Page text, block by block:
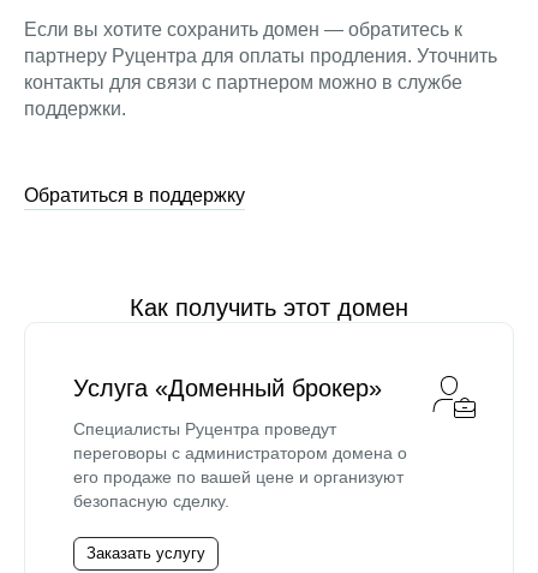
Если вы хотите сохранить домен — обратитесь к
партнеру Руцентра для оплаты продления. Уточнить
контакты для связи с партнером можно в службе
поддержки.
Обратиться в поддержку
Как получить этот домен
Услуга «Доменный брокер»
Специалисты Руцентра проведут
переговоры с администратором домена о
его продаже по вашей цене и организуют
безопасную сделку.
Заказать услугу